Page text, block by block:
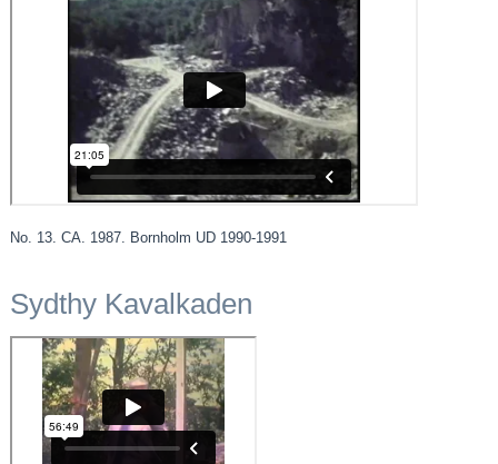
No. 13. CA. 1987. Bornholm UD 1990-1991
Sydthy Kavalkaden